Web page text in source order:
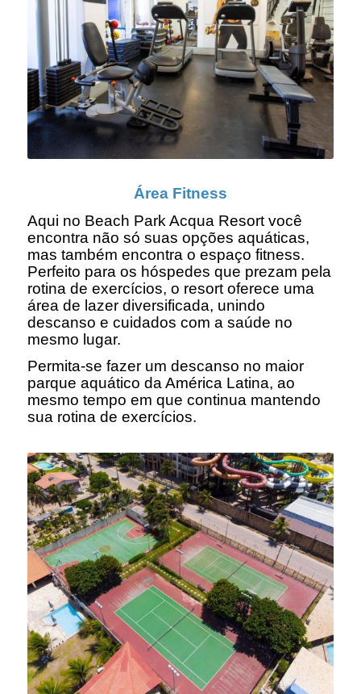
Área Fitness
Aqui no Beach Park Acqua Resort você
encontra não só suas opções aquáticas,
mas também encontra o espaço fitness.
Perfeito para os hóspedes que prezam pela
rotina de exercícios, o resort oferece uma
área de lazer diversificada, unindo
descanso e cuidados com a saúde no
mesmo lugar.
Permita-se fazer um descanso no maior
parque aquático da América Latina, ao
mesmo tempo em que continua mantendo
sua rotina de exercícios.